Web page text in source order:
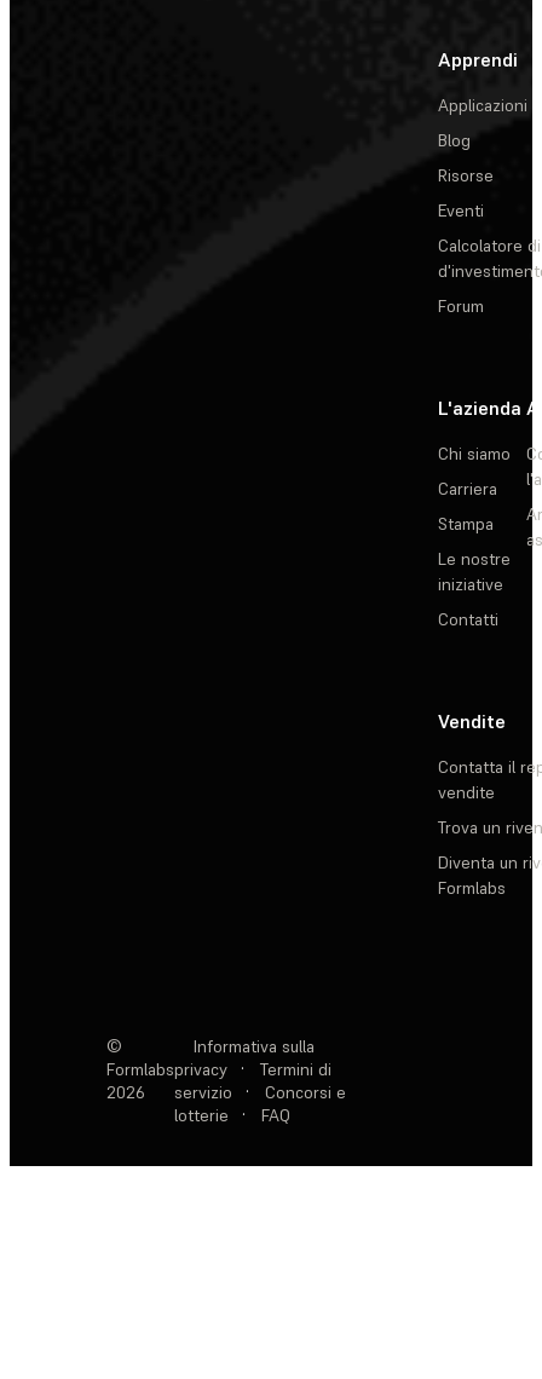
Apprendi
Applicazioni
Blog
Risorse
Eventi
Calcolatore
Forum
L'azienda
Chi siamo
Carriera
Stampa
Le nostre
iniziative
Contatti
Vendite
Contatta il
vendite
Trova un
Diventa un
Formlabs
©
Formlabs
2026
Informativa sulla
privacy
·
Termini di
servizio
·
Concorsi e
lotterie
· FAQ